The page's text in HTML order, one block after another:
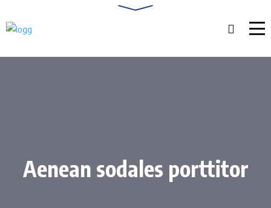
Aenean sodales porttitor